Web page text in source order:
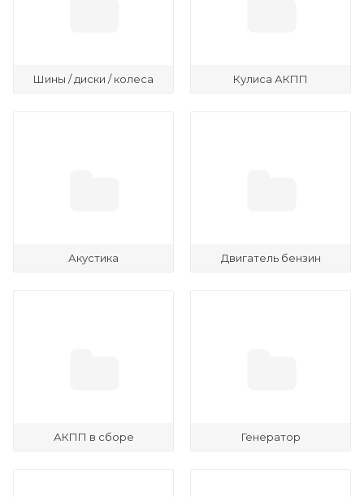
Шины / диски / колеса Кулиса АКПП
Акустика Двигатель бензин
АКПП в сборе Генератор